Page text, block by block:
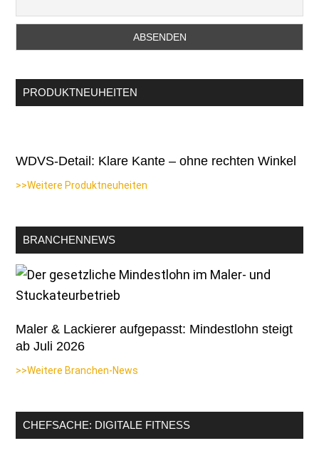
PRODUKTNEUHEITEN
WDVS-Detail: Klare Kante – ohne rechten Winkel
>>Weitere Produktneuheiten
BRANCHENNEWS
Maler & Lackierer aufgepasst: Mindestlohn steigt
ab Juli 2026
>>Weitere Branchen-News
CHEFSACHE: DIGITALE FITNESS